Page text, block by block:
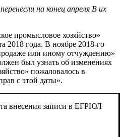
на конец апреля В их
промысловое хозяйство»
года. В ноябре 2018-го
или иному отчуждению»
был узнать об изменениях
пожаловалось в
с этой даты».
внесения записи в ЕГРЮЛ